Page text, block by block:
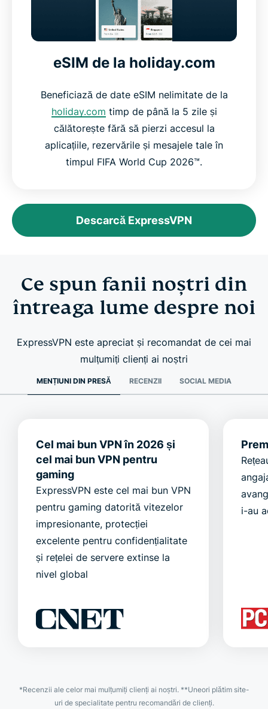
eSIM de la holiday.com
Beneficiază de date eSIM nelimitate de la
holiday.com timp de până la 5 zile și
călătorește fără să pierzi accesul la
aplicațiile, rezervările și mesajele tale în
timpul FIFA World Cup 2026™.
Descarcă ExpressVPN
Ce spun fanii noștri din
întreaga lume despre noi
ExpressVPN este apreciat și recomandat de cei mai
mulțumiți clienți ai noștri
MENȚIUNI DIN PRESĂ RECENZII SOCIAL MEDIA
Cel mai bun VPN în 2026 și
cel mai bun VPN pentru
gaming
ExpressVPN este cel mai bun VPN
pentru gaming datorită vitezelor
impresionante, protecției
excelente pentru confidențialitate
și rețelei de servere extinse la
nivel global
i-au
*Recenzii ale celor mai mulțumiți clienți ai noștri. **Uneori plătim site-
uri de specialitate pentru recomandări de clienți.